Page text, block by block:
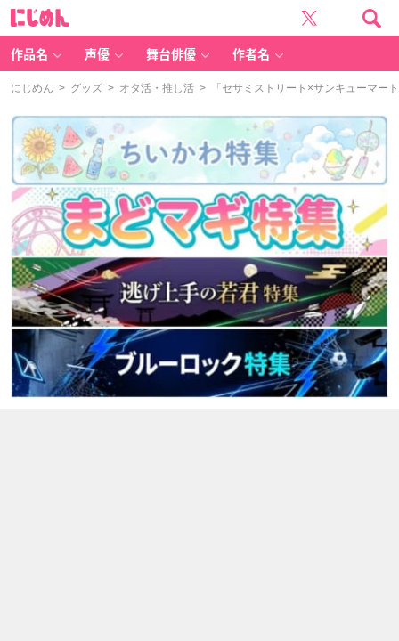
作品名 声優 舞台俳優 作者名
にじめん > グッズ > オタ活・推し活 > 「セサミストリート×サンキューマー